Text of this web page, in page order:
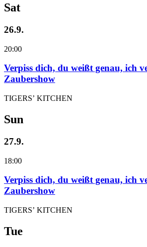
Sat
26.9.
20:00
Verpiss dich, du weißt genau, ich
Zaubershow
TIGERS’ KITCHEN
Sun
27.9.
18:00
Verpiss dich, du weißt genau, ich
Zaubershow
TIGERS’ KITCHEN
Tue